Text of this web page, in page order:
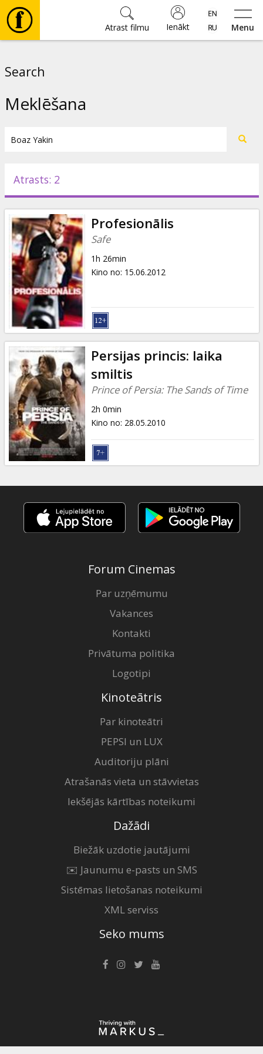
Menu
Ienākt
Atrast filmu
Pasākumi
Ziņas
Dāvanu
kartes
Uzkodas
B2B
Kino
Klubs
Search
Meklēšana
Atrasts: 2
Profesionālis
Safe
1h 26min
Kino no: 15.06.2012
Persijas princis: laika
smiltis
Prince of Persia: The Sands of Time
2h 0min
Kino no: 28.05.2010
Forum Cinemas
Par uzņēmumu
Vakances
Kontakti
Privātuma politika
Logotipi
Kinoteātris
Par kinoteātri
PEPSI un LUX
Auditoriju plāni
Atrašanās vieta un stāvvietas
Iekšējās kārtības noteikumi
Dažādi
Biežāk uzdotie jautājumi
✉️ Jaunumu e-pasts un SMS
Sistēmas lietošanas noteikumi
XML serviss
Seko mums